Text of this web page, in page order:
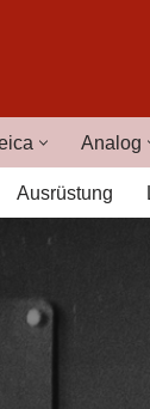
Analog
Ausrüstung